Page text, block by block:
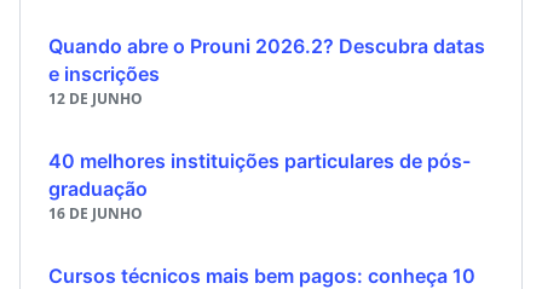
Quando abre o Prouni 2026.2? Descubra datas
e inscrições
12 DE JUNHO
40 melhores instituições particulares de pós-
graduação
16 DE JUNHO
Cursos técnicos mais bem pagos: conheça 10